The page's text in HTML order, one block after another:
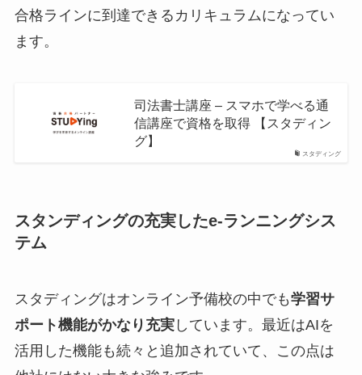
合格ラインに到達できるカリキュラムになってい
ます。
スタディング
司法書士講座 – スマホで学べる通
信講座で資格を取得 【スタディン
グ】
スタンディングの充実したe-ランニングシス
テム
スタディングはオンライン予備校の中でも学習サ
ポート機能がかなり充実しています。最近はAIを
活用した機能も続々と追加されていて、この点は